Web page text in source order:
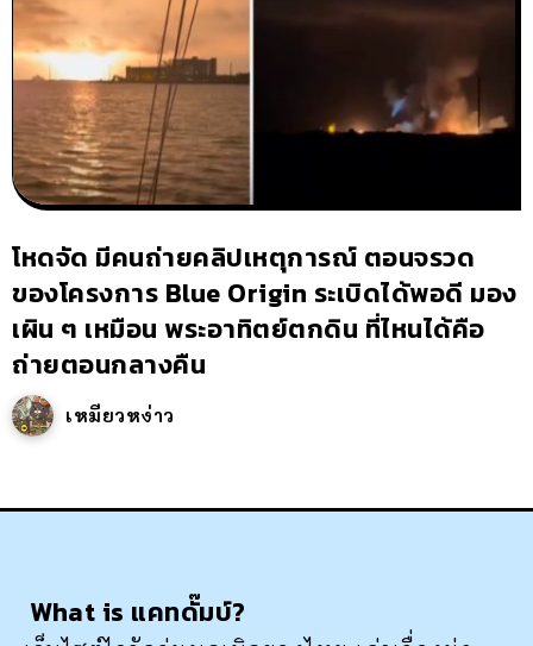
โหดจัด มีคนถ่ายคลิปเหตุการณ์ ตอนจรวด
ของโครงการ Blue Origin ระเบิดได้พอดี มอง
เผิน ๆ เหมือน พระอาทิตย์ตกดิน ที่ไหนได้คือ
ถ่ายตอนกลางคืน
เหมียวหง่าว
What is แคทดั๊มบ์?